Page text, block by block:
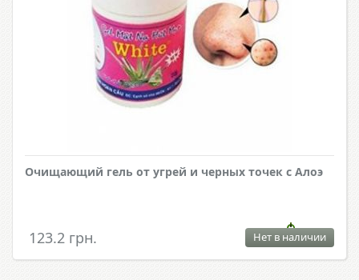
Очищающий гель от угрей и черных точек с Алоэ
123.2 грн. Нет в наличии